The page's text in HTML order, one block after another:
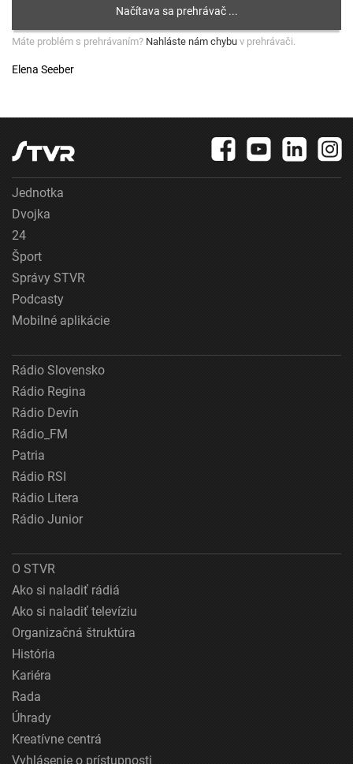
Máte problém s prehrávaním? Nahláste nám chybu v prehrávači.
Elena Seeber
Jednotka
Dvojka
24
Šport
Správy STVR
Podcasty
Mobilné aplikácie
Rádio Slovensko
Rádio Regina
Rádio Devín
Rádio_FM
Patria
Rádio RSI
Rádio Litera
Rádio Junior
O STVR
Ako si naladiť rádiá
Ako si naladiť televíziu
Organizačná štruktúra
História
Kariéra
Rada
Úhrady
Kreatívne centrá
Vyhlásenie o prístupnosti